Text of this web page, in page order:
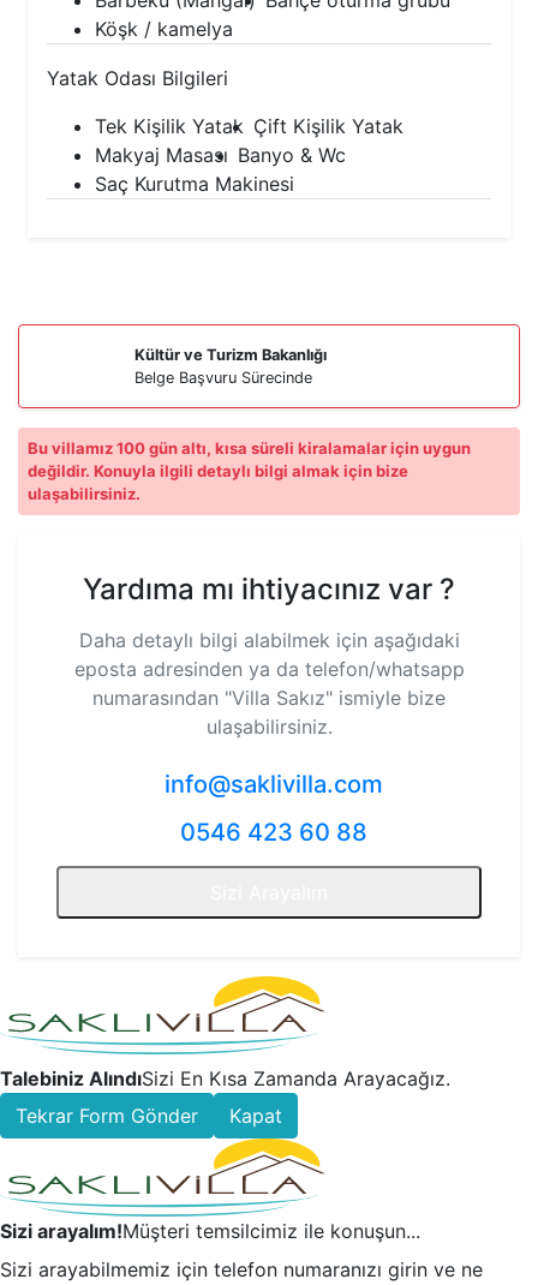
Köşk / kamelya
Yatak Odası Bilgileri
Tek Kişilik Yatak Çift Kişilik Yatak
Makyaj Masası Banyo & Wc
Saç Kurutma Makinesi
Kültür ve Turizm Bakanlığı
Belge Başvuru Sürecinde
Bu villamız 100 gün altı, kısa süreli kiralamalar için uygun
değildir. Konuyla ilgili detaylı bilgi almak için bize
ulaşabilirsiniz.
Yardıma mı ihtiyacınız var ?
Daha detaylı bilgi alabilmek için aşağıdaki
eposta adresinden ya da telefon/whatsapp
numarasından "Villa Sakız" ismiyle bize
ulaşabilirsiniz.
info@saklivilla.com
0546 423 60 88
Talebiniz AlındıSizi En Kısa Zamanda Arayacağız.
Tekrar Form Gönder
Kapat
Sizi arayalım!Müşteri temsilcimiz ile konuşun...
Sizi arayabilmemiz için telefon numaranızı girin ve ne